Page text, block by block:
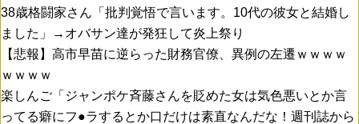
38歳格闘家さん「批判覚悟で言います。10代の彼女と結婚し
ました」→オバサン達が発狂して炎上祭り
【悲報】高市早苗に逆らった財務官僚、異例の左遷ｗｗｗｗ
ｗｗｗｗ
楽しんご「ジャンポケ斉藤さんを貶めた女は気色悪いとか言
ってる癖にフ●ラするとか口だけは素直なんだな！週刊誌から